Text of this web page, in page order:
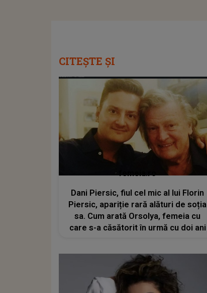
CITEȘTE ȘI
femeia.ro
Dani Piersic, fiul cel mic al lui Florin
Piersic, apariție rară alături de soția
sa. Cum arată Orsolya, femeia cu
care s-a căsătorit în urmă cu doi ani